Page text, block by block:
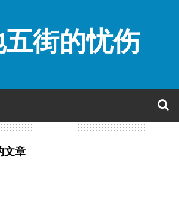
街的忧伤
文章